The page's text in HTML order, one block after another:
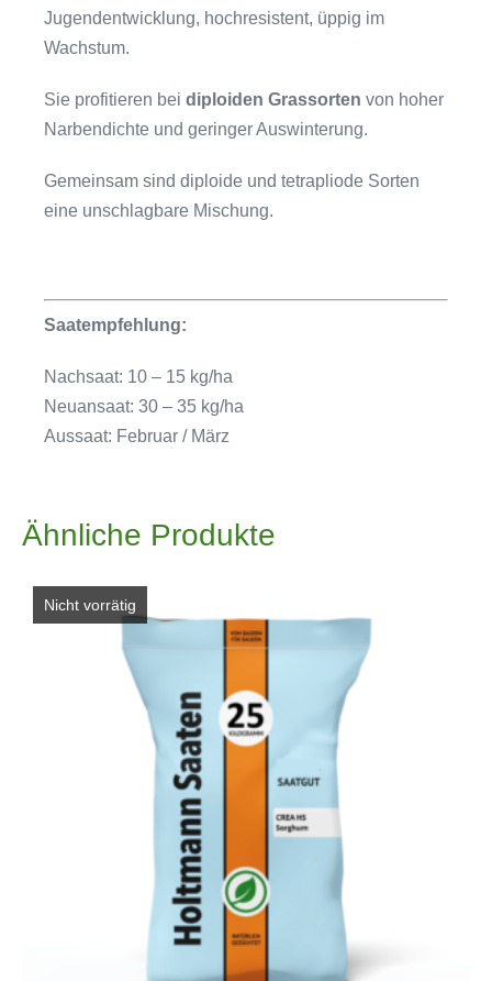
Jugendentwicklung, hochresistent, üppig im
Wachstum.
Sie profitieren bei diploiden Grassorten von hoher
Narbendichte und geringer Auswinterung.
Gemeinsam sind diploide und tetrapliode Sorten
eine unschlagbare Mischung.
Saatempfehlung:
Nachsaat: 10 – 15 kg/ha
Neuansaat: 30 – 35 kg/ha
Aussaat: Februar / März
Ähnliche Produkte
Nicht vorrätig